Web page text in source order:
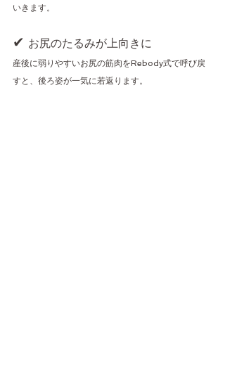
いきます。
✔ お尻のたるみが上向きに
産後に弱りやすいお尻の筋肉をRebody式で呼び戻
すと、後ろ姿が一気に若返ります。